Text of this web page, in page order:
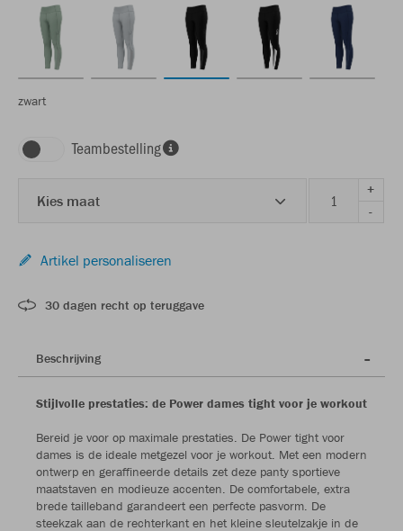
zwart
Teambestelling
Kies maat
+
-
Artikel personaliseren
30 dagen recht op teruggave
Beschrijving
Stijlvolle prestaties: de Power dames tight voor je workout
Bereid je voor op maximale prestaties. De Power tight voor
dames is de ideale metgezel voor je workout. Met een modern
ontwerp en geraffineerde details zet deze panty sportieve
maatstaven en modieuze accenten. De comfortabele, extra
brede tailleband garandeert een perfecte pasvorm. De
steekzak aan de rechterkant en het kleine sleutelzakje in de